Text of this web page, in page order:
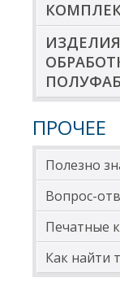
ПРОЧЕЕ
Полезно
Вопрос-
Печатные
Как найти